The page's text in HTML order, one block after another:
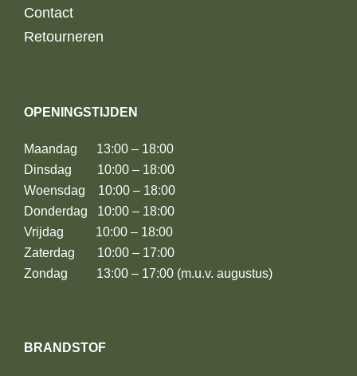
Contact
Retourneren
OPENINGSTIJDEN
Maandag 13:00 – 18:00
Dinsdag 10:00 – 18:00
Woensdag 10:00 – 18:00
Donderdag 10:00 – 18:00
Vrijdag 10:00 – 18:00
Zaterdag 10:00 – 17:00
Zondag 13:00 – 17:00 (m.u.v. augustus)
BRANDSTOF